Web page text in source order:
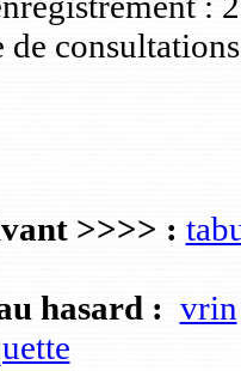
de
>>>> :
hasard : vrin